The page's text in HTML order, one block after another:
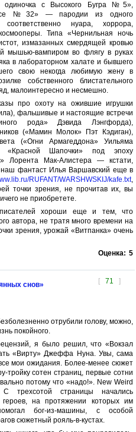
с Высокого Бугра №5»,
№32» — пародии из одного
нуара, хоррора,
Типа «Чернильная ночь
измазанных смердящей кровью
мышью-вампиром во флягу в руках
в лабораторном халате и бывшего
свою некогда любимую жену в
собственного блистательного
малоинтересно и несмешно.
про охоту на ожившие игрушки
фальшивые и настоящие встречи
рода» Дэвида Лэнгфорда),
(«Мамин Молок» Пэт Кэдиган),
(«Огни Армагеддона» Уильяма
«Красной Шапочки» под эпоху
Лорента Мак-Алистера — кстати,
фантаст Илья Варшавский еще в
RUFANT/WARSHWSKIJ/kafe.txt,
точки зрения, не прочитав их, вы
не приобретете.
писателей хороши еще и тем, что
автора, не тратя много времени на
зрения, урожай «Витпанка» очень
Оценка: 5
[ 71 ]
снов»
отрубили голову, можно,
покойного.
я было решил, что «Вокзал
«Вирту» Джеффа Нуна. Увы, сама
мои ожидания. Более-менее сюжет
тройку сотен страниц, первые сотни
потому что «надо!». New Weird
трехсотой страницы начались
на протяжении которых им
бог-из-машины, с особой
сюжетный рояль-в-кустах.